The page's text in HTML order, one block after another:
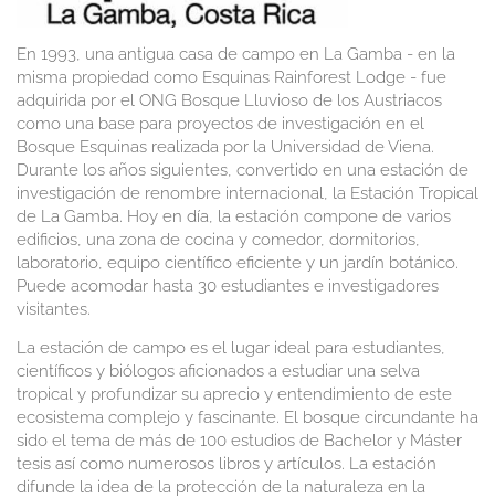
En 1993, una antigua casa de campo en La Gamba - en la
misma propiedad como Esquinas Rainforest Lodge - fue
adquirida por el ONG Bosque Lluvioso de los Austriacos
como una base para proyectos de investigación en el
Bosque Esquinas realizada por la Universidad de Viena.
Durante los años siguientes, convertido en una estación de
investigación de renombre internacional, la Estación Tropical
de La Gamba. Hoy en día, la estación compone de varios
edificios, una zona de cocina y comedor, dormitorios,
laboratorio, equipo científico eficiente y un jardín botánico.
Puede acomodar hasta 30 estudiantes e investigadores
visitantes.
La estación de campo es el lugar ideal para estudiantes,
científicos y biólogos aficionados a estudiar una selva
tropical y profundizar su aprecio y entendimiento de este
ecosistema complejo y fascinante. El bosque circundante ha
sido el tema de más de 100 estudios de Bachelor y Máster
tesis así como numerosos libros y artículos. La estación
difunde la idea de la protección de la naturaleza en la